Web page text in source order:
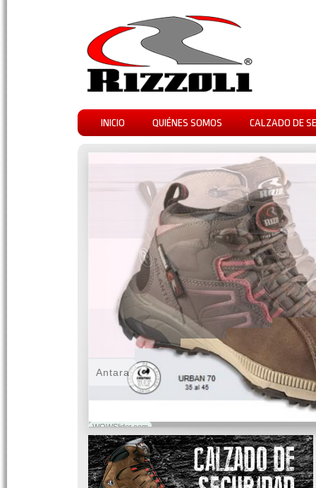
INICIO QUIÉNES SOMOS CALZADO DE
WOWSlider.com
Antara